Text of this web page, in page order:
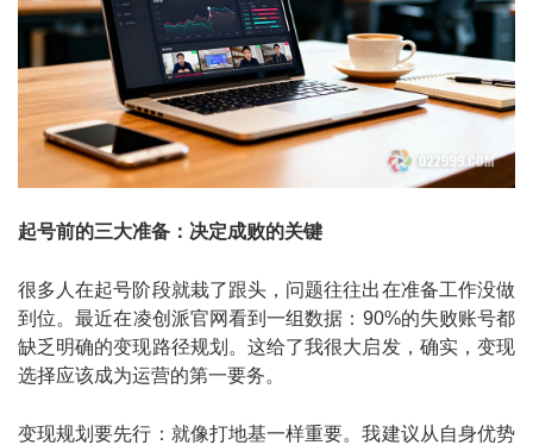
起号前的三大准备：决定成败的关键
很多人在起号阶段就栽了跟头，问题往往出在准备工作没做
到位。最近在凌创派官网看到一组数据：90%的失败账号都
缺乏明确的变现路径规划。这给了我很大启发，确实，变现
选择应该成为运营的第一要务。
变现规划要先行：就像打地基一样重要。我建议从自身优势